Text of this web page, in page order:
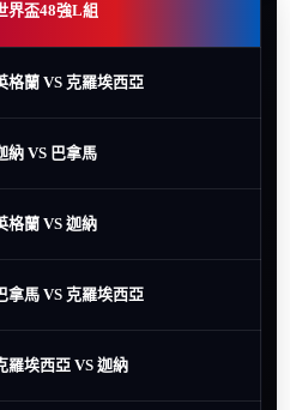
界盃48強L組
格蘭 VS 克羅埃西亞
納 VS 巴拿馬
格蘭 VS 迦納
拿馬 VS 克羅埃西亞
羅埃西亞 VS 迦納